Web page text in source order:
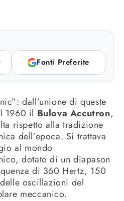
Fonti Preferite
dall’unione di queste
1960 il Bulova Accutron,
rispetto alla tradizione
dell’epoca. Si trattava
al mondo
dotato di un diapason
di 360 Hertz, 150
oscillazioni del
meccanico.